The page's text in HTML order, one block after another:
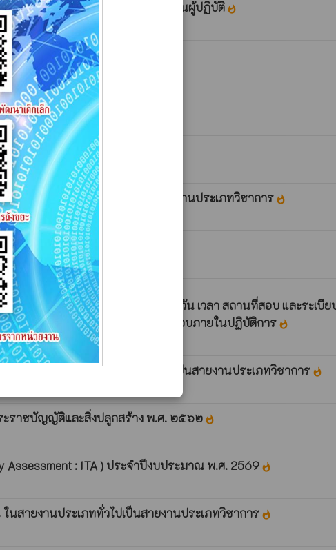
งตั้งให้ดำรงตำแหน่งที่ว่างในสายงานผู้ปฏิบัติ whatshot
ในสายงานประเภททั่วไป เป็นสายงานประเภทวิชาการ whatshot
มีนาคม 2569whatshot
งานประเภทวิชาการ เรื่อง กำหนดวัน เวลา สถานที่สอบ และระเบีย
วิชาการ ตำแหน่ง นักวิชาการตรวจสอบภายในปฏิบัติการ whatshot
ายงาน ในสายงานประเภททั๋วไป เป็นสายงานประเภทวิชาการ whatshot
ะราชบัญญัติและสิ่งปลูกสร้าง พ.ศ. ๒๕๖๒ whatshot
: ITA ) ประจำปีงบประมาณ พ.ศ. 2569 whatshot
นสายงานประเภททั่วไปเป็นสายงานประเภทวิชาการ whatshot